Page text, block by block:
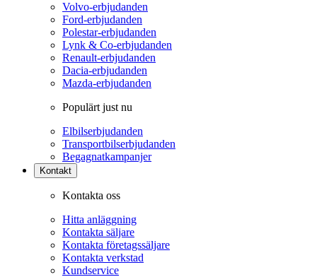
Volvo-erbjudanden
Ford-erbjudanden
Polestar-erbjudanden
Lynk & Co-erbjudanden
Renault-erbjudanden
Dacia-erbjudanden
Mazda-erbjudanden
Populärt just nu
Elbilserbjudanden
Transportbilserbjudanden
Begagnatkampanjer
Kontakt
Kontakta oss
Hitta anläggning
Kontakta säljare
Kontakta företagssäljare
Kontakta verkstad
Kundservice